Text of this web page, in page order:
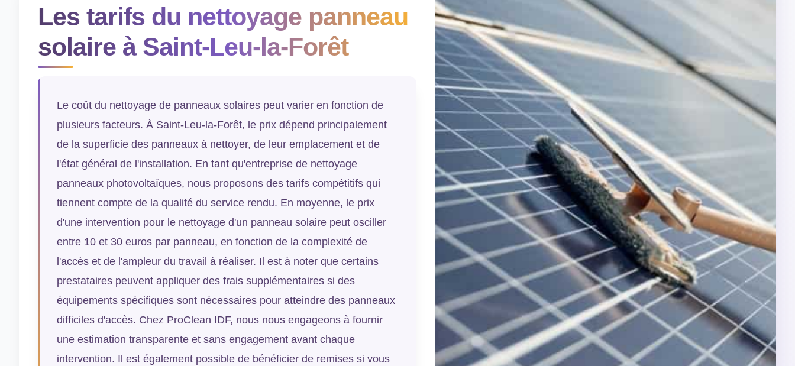
Les tarifs du nettoyage panneau
solaire à Saint-Leu-la-Forêt
Le coût du nettoyage de panneaux solaires peut varier en fonction de
plusieurs facteurs. À Saint-Leu-la-Forêt, le prix dépend principalement
de la superficie des panneaux à nettoyer, de leur emplacement et de
l'état général de l'installation. En tant qu'entreprise de nettoyage
panneaux photovoltaïques, nous proposons des tarifs compétitifs qui
tiennent compte de la qualité du service rendu. En moyenne, le prix
d'une intervention pour le nettoyage d'un panneau solaire peut osciller
entre 10 et 30 euros par panneau, en fonction de la complexité de
l'accès et de l'ampleur du travail à réaliser. Il est à noter que certains
prestataires peuvent appliquer des frais supplémentaires si des
équipements spécifiques sont nécessaires pour atteindre des panneaux
difficiles d'accès. Chez ProClean IDF, nous nous engageons à fournir
une estimation transparente et sans engagement avant chaque
intervention. Il est également possible de bénéficier de remises si vous